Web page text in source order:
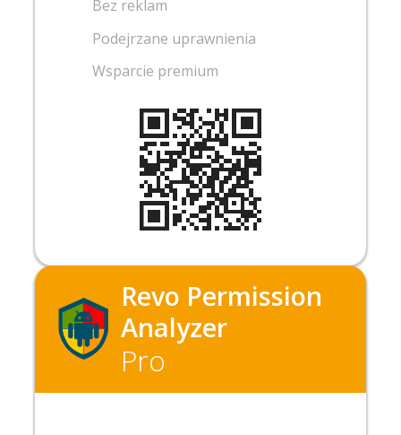
Bez reklam
Podejrzane uprawnienia
Wsparcie premium
Revo Permission
Analyzer
Pro